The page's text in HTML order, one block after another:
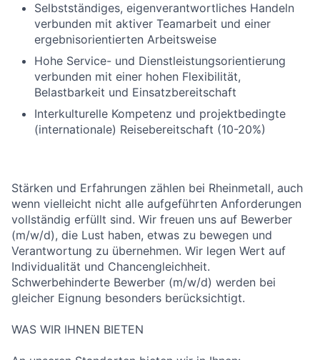
Selbstständiges, eigenverantwortliches Handeln
verbunden mit aktiver Teamarbeit und einer
ergebnisorientierten Arbeitsweise
Hohe Service- und Dienstleistungsorientierung
verbunden mit einer hohen Flexibilität,
Belastbarkeit und Einsatzbereitschaft
Interkulturelle Kompetenz und projektbedingte
(internationale) Reisebereitschaft (10-20%)
Stärken und Erfahrungen zählen bei Rheinmetall, auch
wenn vielleicht nicht alle aufgeführten Anforderungen
vollständig erfüllt sind. Wir freuen uns auf Bewerber
(m/w/d), die Lust haben, etwas zu bewegen und
Verantwortung zu übernehmen. Wir legen Wert auf
Individualität und Chancengleichheit.
Schwerbehinderte Bewerber (m/w/d) werden bei
gleicher Eignung besonders berücksichtigt.
WAS WIR IHNEN BIETEN